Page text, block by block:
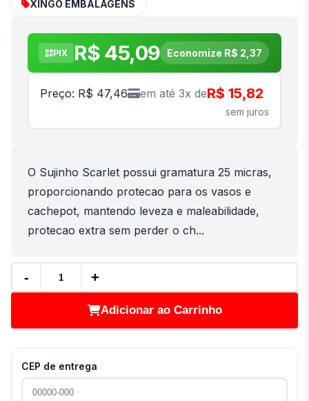
XINGO EMBALAGENS
PIX R$ 45,09 Economize R$ 2,37
Preço: R$ 47,46 em até 3x deR$ 15,82
sem juros
O Sujinho Scarlet possui gramatura 25 micras,
proporcionando protecao para os vasos e
cachepot, mantendo leveza e maleabilidade,
protecao extra sem perder o ch...
- +
Adicionar ao Carrinho
CEP de entrega